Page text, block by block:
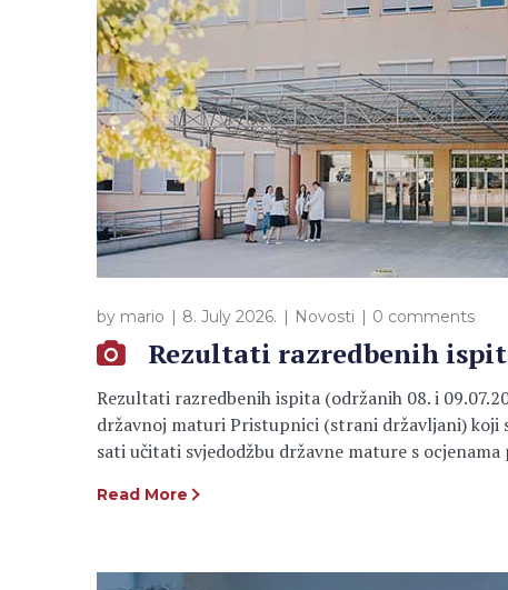
by mario 8. July 2026. Novosti 0 comments
Rezultati razredbenih
Rezultati razredbenih ispita (održanih 08. i
državnoj maturi Pristupnici (strani državljani) koji
sati učitati svjedodžbu državne mature s ocjenama
Read More